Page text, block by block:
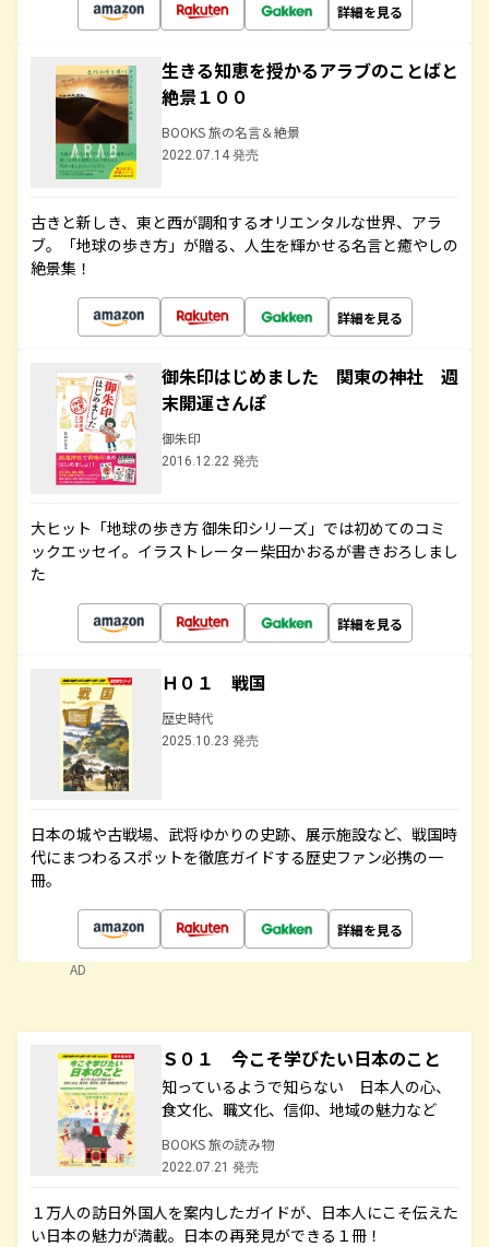
詳細を見る
生きる知恵を授かるアラブのことばと
絶景１００
BOOKS 旅の名言＆絶景
2022.07.14 発売
古きと新しき、東と西が調和するオリエンタルな世界、アラ
ブ。「地球の歩き方」が贈る、人生を輝かせる名言と癒やしの
絶景集！
詳細を見る
御朱印はじめました 関東の神社 週
末開運さんぽ
御朱印
2016.12.22 発売
大ヒット「地球の歩き方 御朱印シリーズ」では初めてのコミ
ックエッセイ。イラストレーター柴田かおるが書きおろしまし
た
詳細を見る
Ｈ０１ 戦国
歴史時代
2025.10.23 発売
日本の城や古戦場、武将ゆかりの史跡、展示施設など、戦国時
代にまつわるスポットを徹底ガイドする歴史ファン必携の一
冊。
詳細を見る
AD
Ｓ０１ 今こそ学びたい日本のこと
知っているようで知らない 日本人の心、
食文化、職文化、信仰、地域の魅力など
BOOKS 旅の読み物
2022.07.21 発売
１万人の訪日外国人を案内したガイドが、日本人にこそ伝えた
い日本の魅力が満載。日本の再発見ができる１冊！